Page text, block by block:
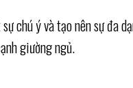
ý và tạo nên sự đa
giường ngủ.